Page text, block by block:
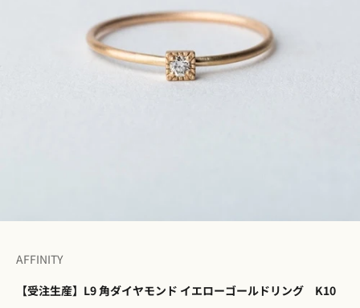
AFFINITY
【受注生産】L9 角ダイヤモンド イエローゴールドリング K10